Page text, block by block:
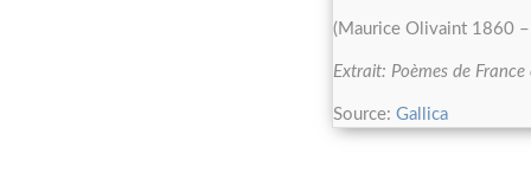
(Maurice Olivaint 1860
Extrait: Poèmes de
Source: Gallica